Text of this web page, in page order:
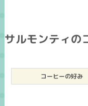
サルモンティの
コーヒーの好み